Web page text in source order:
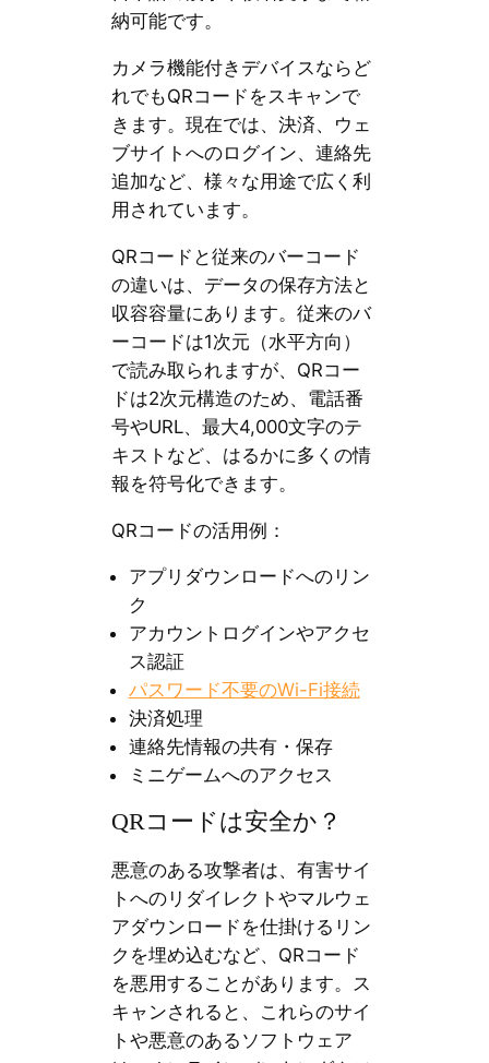
納可能です。
カメラ機能付きデバイスならど
れでもQRコードをスキャンで
きます。現在では、決済、ウェ
ブサイトへのログイン、連絡先
追加など、様々な用途で広く利
用されています。
QRコードと従来のバーコード
の違いは、データの保存方法と
収容容量にあります。従来のバ
ーコードは1次元（水平方向）
で読み取られますが、QRコー
ドは2次元構造のため、電話番
号やURL、最大4,000文字のテ
キストなど、はるかに多くの情
報を符号化できます。
QRコードの活用例：
アプリダウンロードへのリン
ク
アカウントログインやアクセ
ス認証
パスワード不要のWi-Fi接続
決済処理
連絡先情報の共有・保存
ミニゲームへのアクセス
QRコードは安全か？
悪意のある攻撃者は、有害サイ
トへのリダイレクトやマルウェ
アダウンロードを仕掛けるリン
クを埋め込むなど、QRコード
を悪用することがあります。ス
キャンされると、これらのサイ
トや悪意のあるソフトウェア